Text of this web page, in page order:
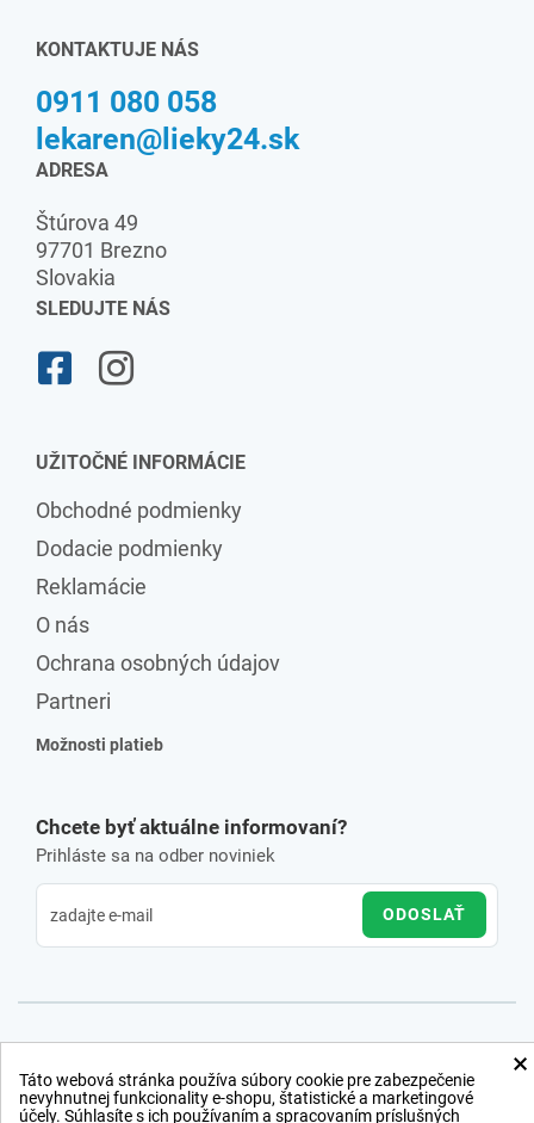
KONTAKTUJE NÁS
0911 080 058
lekaren@lieky24.sk
ADRESA
Štúrova 49
97701 Brezno
Slovakia
SLEDUJTE NÁS
UŽITOČNÉ INFORMÁCIE
Obchodné podmienky
Dodacie podmienky
Reklamácie
O nás
Ochrana osobných údajov
Partneri
Možnosti platieb
Chcete byť aktuálne informovaní?
Prihláste sa na odber noviniek
ODOSLAŤ
×
Táto webová stránka používa súbory cookie pre zabezpečenie
nevyhnutnej funkcionality e-shopu, štatistické a marketingové
účely. Súhlasíte s ich používaním a spracovaním príslušných